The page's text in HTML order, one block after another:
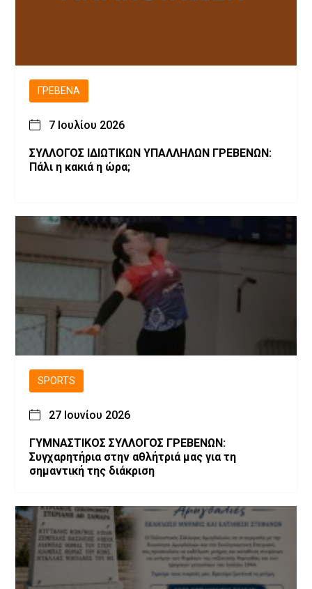
ΓΡΕΒΕΝΆ
7 Ιουλίου 2026
ΣΥΛΛΟΓΟΣ ΙΔΙΩΤΙΚΩΝ ΥΠΑΛΛΗΛΩΝ ΓΡΕΒΕΝΩΝ:
Πάλι η κακιά η ώρα;
SPORTS
27 Ιουνίου 2026
ΓΥΜΝΑΣΤΙΚΟΣ ΣΥΛΛΟΓΟΣ ΓΡΕΒΕΝΩΝ:
Συγχαρητήρια στην αθλήτριά μας για τη
σημαντική της διάκριση